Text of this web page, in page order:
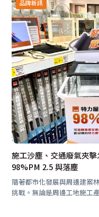
品牌新訊
施工沙塵、交通廢氣夾
98%PM 2.5 與落塵
隨著都市化發展與周邊建案
挑戰。無論是周邊工地施工